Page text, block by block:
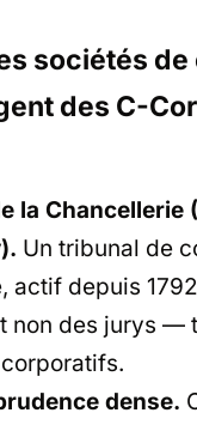
sociétés
des C-
la Chancellerie
Un tribunal de
actif depuis
non des jurys —
dense.